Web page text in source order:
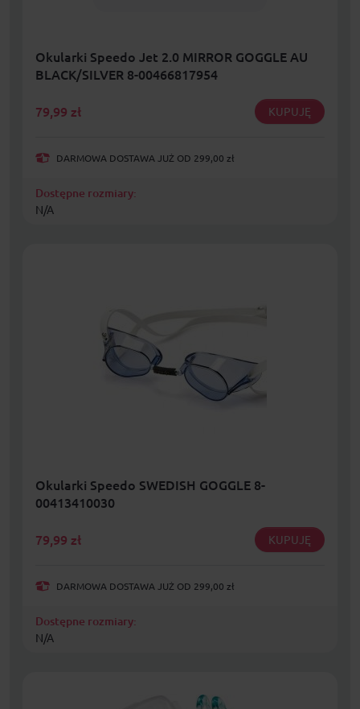
Okularki Speedo Jet 2.0 MIRROR GOGGLE AU
BLACK/SILVER 8-00466817954
79,99 zł KUPUJĘ
DARMOWA DOSTAWA JUŻ OD 299,00 zł
Dostępne rozmiary:
N/A
Okularki Speedo SWEDISH GOGGLE 8-
00413410030
79,99 zł KUPUJĘ
DARMOWA DOSTAWA JUŻ OD 299,00 zł
Dostępne rozmiary:
N/A